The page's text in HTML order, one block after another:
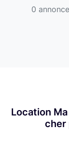
0
Location
cher